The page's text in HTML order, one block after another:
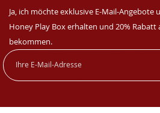
Ja, ich möchte exklusive E-Mail-Angebote
Honey Play Box erhalten und 20% Rabatt
bekommen.